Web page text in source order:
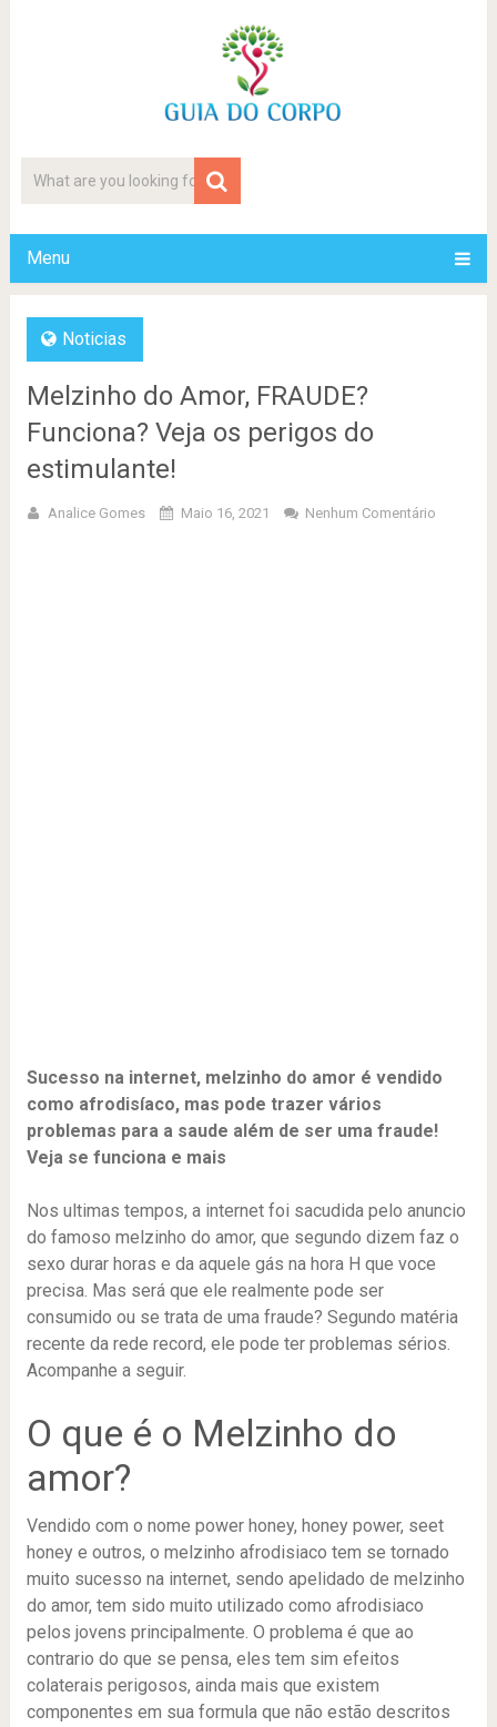
Menu
Noticias
Melzinho do Amor, FRAUDE?
Funciona? Veja os perigos do
estimulante!
Analice Gomes Maio 16, 2021 Nenhum Comentário
Sucesso na internet, melzinho do amor é vendido
como afrodisíaco, mas pode trazer vários
problemas para a saude além de ser uma fraude!
Veja se funciona e mais
Nos ultimas tempos, a internet foi sacudida pelo anuncio
do famoso melzinho do amor, que segundo dizem faz o
sexo durar horas e da aquele gás na hora H que voce
precisa. Mas será que ele realmente pode ser
consumido ou se trata de uma fraude? Segundo matéria
recente da rede record, ele pode ter problemas sérios.
Acompanhe a seguir.
O que é o Melzinho do
amor?
Vendido com o nome power honey, honey power, seet
honey e outros, o melzinho afrodisiaco tem se tornado
muito sucesso na internet, sendo apelidado de melzinho
do amor, tem sido muito utilizado como afrodisiaco
pelos jovens principalmente. O problema é que ao
contrario do que se pensa, eles tem sim efeitos
colaterais perigosos, ainda mais que existem
componentes em sua formula que não estão descritos